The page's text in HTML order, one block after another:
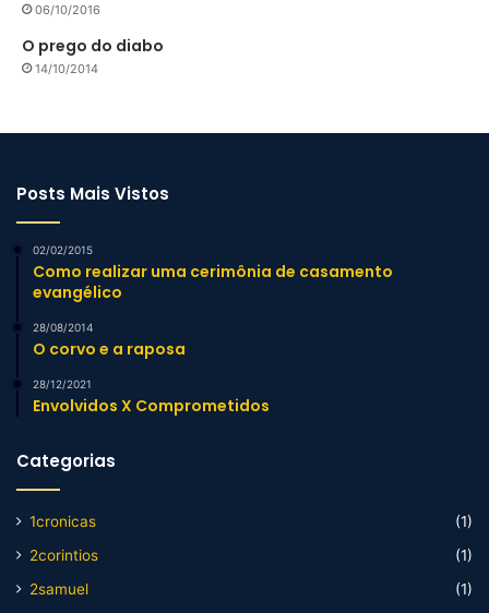
06/10/2016
O prego do diabo
14/10/2014
Posts Mais Vistos
02/02/2015
Como realizar uma cerimônia de casamento
evangélico
28/08/2014
O corvo e a raposa
28/12/2021
Envolvidos X Comprometidos
Categorias
1cronicas
(1)
2corintios
(1)
2samuel
(1)